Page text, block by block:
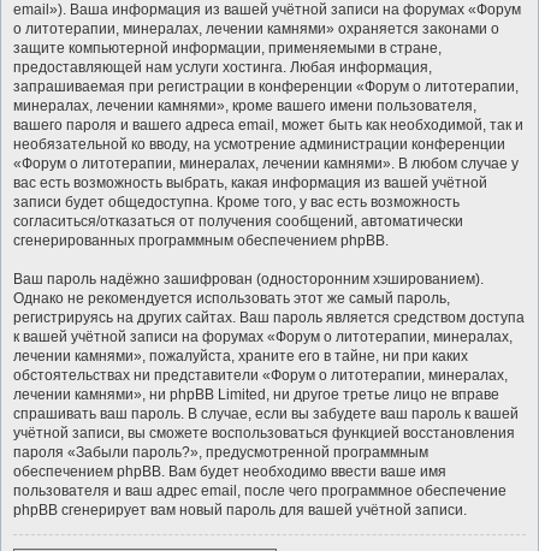
email»). Ваша информация из вашей учётной записи на форумах «Форум
о литотерапии, минералах, лечении камнями» охраняется законами о
защите компьютерной информации, применяемыми в стране,
предоставляющей нам услуги хостинга. Любая информация,
запрашиваемая при регистрации в конференции «Форум о литотерапии,
минералах, лечении камнями», кроме вашего имени пользователя,
вашего пароля и вашего адреса email, может быть как необходимой, так и
необязательной ко вводу, на усмотрение администрации конференции
«Форум о литотерапии, минералах, лечении камнями». В любом случае у
вас есть возможность выбрать, какая информация из вашей учётной
записи будет общедоступна. Кроме того, у вас есть возможность
согласиться/отказаться от получения сообщений, автоматически
сгенерированных программным обеспечением phpBB.
Ваш пароль надёжно зашифрован (односторонним хэшированием).
Однако не рекомендуется использовать этот же самый пароль,
регистрируясь на других сайтах. Ваш пароль является средством доступа
к вашей учётной записи на форумах «Форум о литотерапии, минералах,
лечении камнями», пожалуйста, храните его в тайне, ни при каких
обстоятельствах ни представители «Форум о литотерапии, минералах,
лечении камнями», ни phpBB Limited, ни другое третье лицо не вправе
спрашивать ваш пароль. В случае, если вы забудете ваш пароль к вашей
учётной записи, вы сможете воспользоваться функцией восстановления
пароля «Забыли пароль?», предусмотренной программным
обеспечением phpBB. Вам будет необходимо ввести ваше имя
пользователя и ваш адрес email, после чего программное обеспечение
phpBB сгенерирует вам новый пароль для вашей учётной записи.